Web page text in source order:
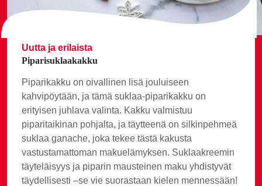
Uutta ja erilaista
Piparisuklaakakku
Piparikakku on oivallinen lisä jouluiseen
kahvipöytään, ja tämä suklaa-piparikakku on
erityisen juhlava valinta. Kakku valmistuu
piparitaikinan pohjalta, ja täytteenä on silkinpehmeä
suklaa ganache, joka tekee tästä kakusta
vastustamattoman makuelämyksen. Suklaakreemin
täyteläisyys ja piparin mausteinen maku yhdistyvät
täydellisesti –se vie suorastaan kielen mennessään!